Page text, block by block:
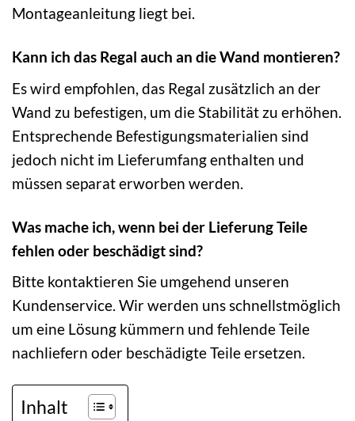
Montageanleitung liegt bei.
Kann ich das Regal auch an die Wand montieren?
Es wird empfohlen, das Regal zusätzlich an der
Wand zu befestigen, um die Stabilität zu erhöhen.
Entsprechende Befestigungsmaterialien sind
jedoch nicht im Lieferumfang enthalten und
müssen separat erworben werden.
Was mache ich, wenn bei der Lieferung Teile
fehlen oder beschädigt sind?
Bitte kontaktieren Sie umgehend unseren
Kundenservice. Wir werden uns schnellstmöglich
um eine Lösung kümmern und fehlende Teile
nachliefern oder beschädigte Teile ersetzen.
Inhalt